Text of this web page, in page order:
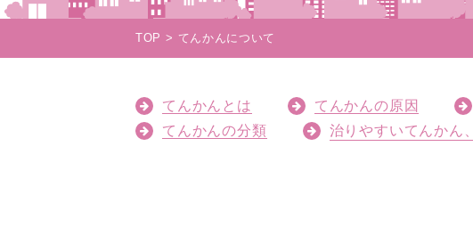
TOP てんかんについて
てんかんとは てんかんの原因
てんかんの分類
治りやすいてんかん、